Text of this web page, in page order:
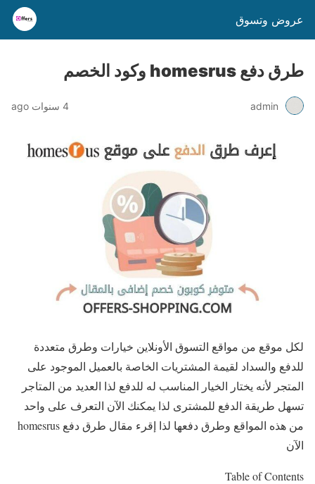
عروض وتسوق
طرق دفع homesrus وكود الخصم
admin 4 سنوات ago
لكل موقع من مواقع التسوق الأونلاين خيارات وطرق متعددة
للدفع والسداد لقيمة المشتريات الخاصة بالعميل الموجود على
المتجر لأنه يختار الخيار المناسب له للدفع لذا العديد من المتاجر
تسهل طريقة الدفع للمشترى لذا يمكنك الآن التعرف على واحد
من هذه المواقع وطرق دفعها لذا إقرء مقال طرق دفع homesrus
الآن
Table of Contents